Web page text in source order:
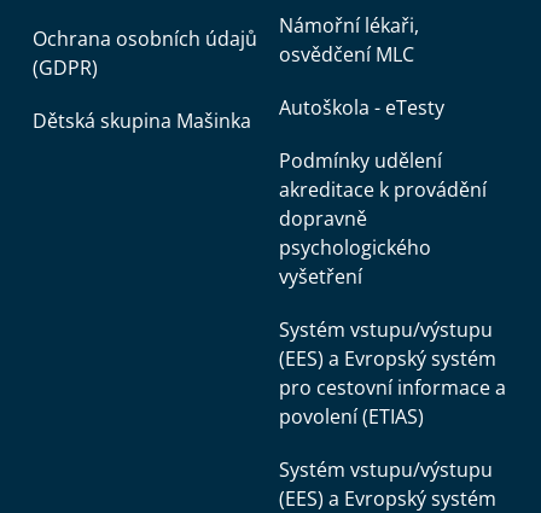
Ochrana osobních údajů
(GDPR)
Dětská skupina Mašinka
Námořní lékaři,
osvědčení MLC
Autoškola - eTesty
Podmínky udělení
akreditace k provádění
dopravně
psychologického
vyšetření
Systém vstupu/výstupu
(EES) a Evropský systém
pro cestovní informace a
povolení (ETIAS)
Systém vstupu/výstupu
(EES) a Evropský systém